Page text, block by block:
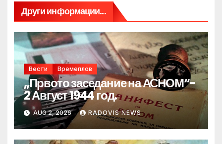
Други информации...
Вести Времеплов
„Првото заседание на АСНОМ“-
2 Август 1944 год.
AUG 2, 2026 RADOVIS NEWS